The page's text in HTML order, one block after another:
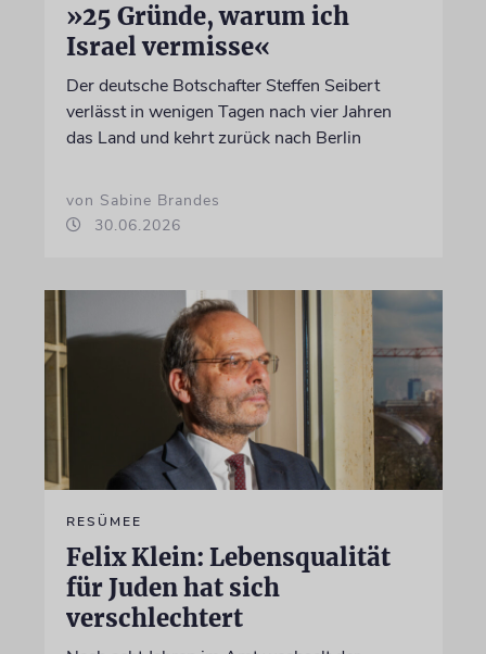
»25 Gründe, warum ich
Israel vermisse«
Der deutsche Botschafter Steffen Seibert
verlässt in wenigen Tagen nach vier Jahren
das Land und kehrt zurück nach Berlin
von Sabine Brandes
30.06.2026
RESÜMEE
Felix Klein: Lebensqualität
für Juden hat sich
verschlechtert